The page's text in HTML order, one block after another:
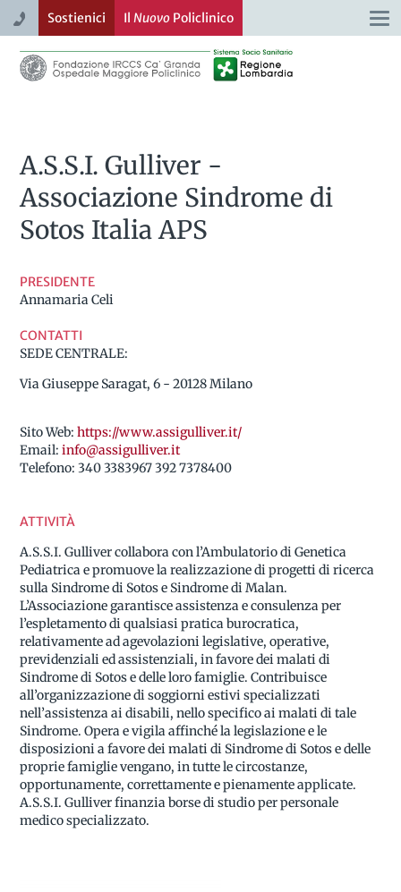
Sostienici Il NuovoPoliclinico
A.S.S.I. Gulliver -
Associazione Sindrome di
Sotos Italia APS
PRESIDENTE
Annamaria Celi
CONTATTI
SEDE CENTRALE:
Via Giuseppe Saragat, 6 - 20128 Milano
Sito Web: https://www.assigulliver.it/
Email: info@assigulliver.it
Telefono: 340 3383967 392 7378400
ATTIVITÀ
A.S.S.I. Gulliver collabora con l’Ambulatorio di Genetica
Pediatrica e promuove la realizzazione di progetti di ricerca
sulla Sindrome di Sotos e Sindrome di Malan.
L’Associazione garantisce assistenza e consulenza per
l’espletamento di qualsiasi pratica burocratica,
relativamente ad agevolazioni legislative, operative,
previdenziali ed assistenziali, in favore dei malati di
Sindrome di Sotos e delle loro famiglie. Contribuisce
all’organizzazione di soggiorni estivi specializzati
nell’assistenza ai disabili, nello specifico ai malati di tale
Sindrome. Opera e vigila affinché la legislazione e le
disposizioni a favore dei malati di Sindrome di Sotos e delle
proprie famiglie vengano, in tutte le circostanze,
opportunamente, correttamente e pienamente applicate.
A.S.S.I. Gulliver finanzia borse di studio per personale
medico specializzato.